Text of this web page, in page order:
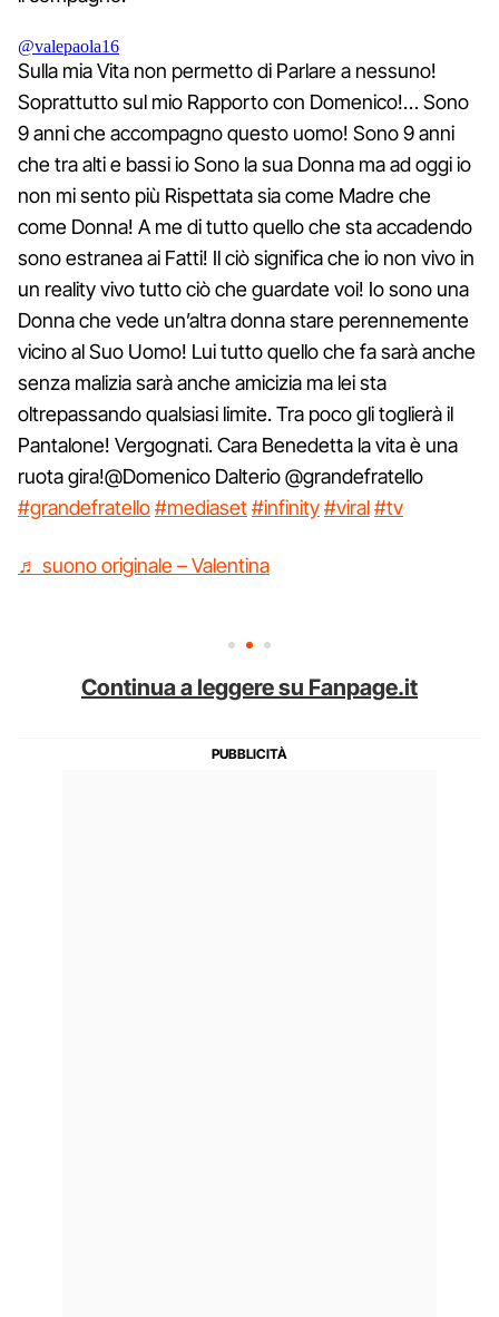
@valepaola16
Sulla mia Vita non permetto di Parlare a nessuno!
Soprattutto sul mio Rapporto con Domenico!… Sono
9 anni che accompagno questo uomo! Sono 9 anni
che tra alti e bassi io Sono la sua Donna ma ad oggi io
non mi sento più Rispettata sia come Madre che
come Donna! A me di tutto quello che sta accadendo
sono estranea ai Fatti! Il ciò significa che io non vivo in
un reality vivo tutto ciò che guardate voi! Io sono una
Donna che vede un’altra donna stare perennemente
vicino al Suo Uomo! Lui tutto quello che fa sarà anche
senza malizia sarà anche amicizia ma lei sta
oltrepassando qualsiasi limite. Tra poco gli toglierà il
Pantalone! Vergognati. Cara Benedetta la vita è una
ruota gira!@Domenico Dalterio @grandefratello
#grandefratello#mediaset#infinity#viral#tv
♬ suono originale – Valentina
Continua a leggere su Fanpage.it